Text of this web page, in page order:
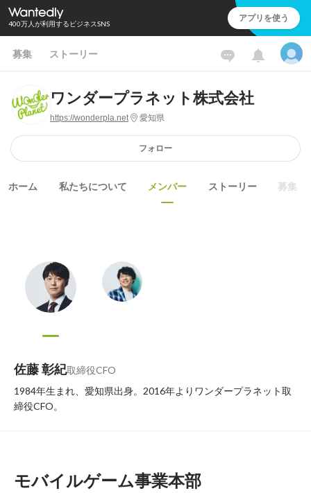
400万人が利用するビジネスSNS アプリを使う
募集 ストーリー
ワンダープラネット株式会社
https://wonderpla.net 愛知県
フォロー
ホーム 私たちについて メンバー ストーリー 募集
佐藤 彰紀取締役CFO
1984年生まれ、愛知県出身。2016年よりワンダープラネット取
締役CFO。
モバイルゲーム事業本部